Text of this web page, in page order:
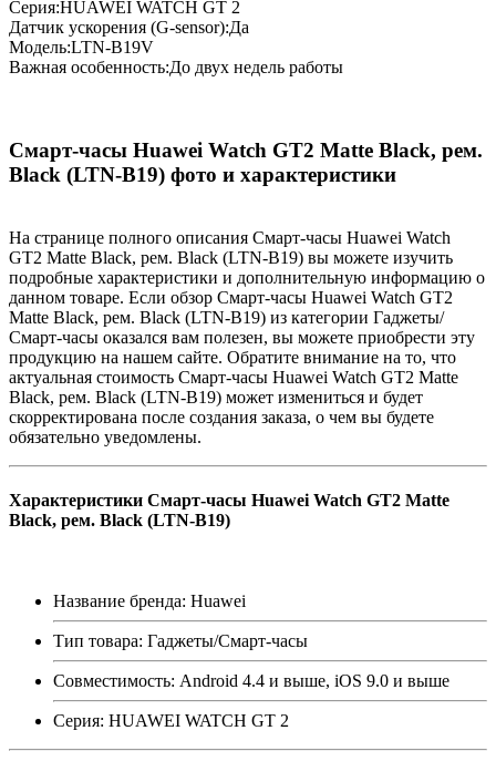
Серия:HUAWEI WATCH GT 2
Датчик ускорения (G-sensor):Да
Модель:LTN-B19V
Важная особенность:До двух недель работы
Смарт-часы Huawei Watch GT2 Matte Black, рем.
Black (LTN-B19) фото и характеристики
На странице полного описания Смарт-часы Huawei Watch
GT2 Matte Black, рем. Black (LTN-B19) вы можете изучить
подробные характеристики и дополнительную информацию о
данном товаре. Если обзор Смарт-часы Huawei Watch GT2
Matte Black, рем. Black (LTN-B19) из категории Гаджеты/
Смарт-часы оказался вам полезен, вы можете приобрести эту
продукцию на нашем сайте. Обратите внимание на то, что
актуальная стоимость Смарт-часы Huawei Watch GT2 Matte
Black, рем. Black (LTN-B19) может измениться и будет
скорректирована после создания заказа, о чем вы будете
обязательно уведомлены.
Характеристики Смарт-часы Huawei Watch GT2 Matte
Black, рем. Black (LTN-B19)
Название бренда: Huawei
Тип товара: Гаджеты/Смарт-часы
Совместимость: Android 4.4 и выше, iOS 9.0 и выше
Серия: HUAWEI WATCH GT 2